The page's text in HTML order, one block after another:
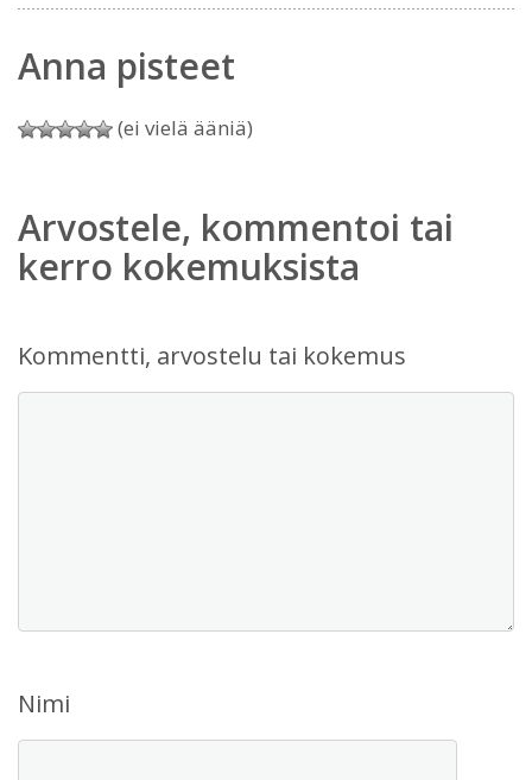
Anna pisteet
(ei vielä ääniä)
Arvostele, kommentoi tai
kerro kokemuksista
Kommentti, arvostelu tai kokemus
Nimi